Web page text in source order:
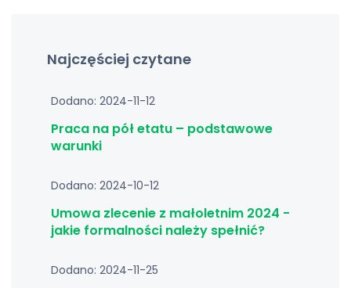
Najczęściej czytane
Dodano: 2024-11-12
Praca na pół etatu – podstawowe
warunki
Dodano: 2024-10-12
Umowa zlecenie z małoletnim 2024 -
jakie formalności należy spełnić?
Dodano: 2024-11-25